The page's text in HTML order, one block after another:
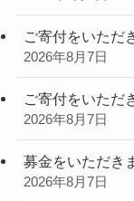
ご寄付をいただ
2026年8月7日
ご寄付をいただ
2026年8月7日
募金をいただき
2026年8月7日